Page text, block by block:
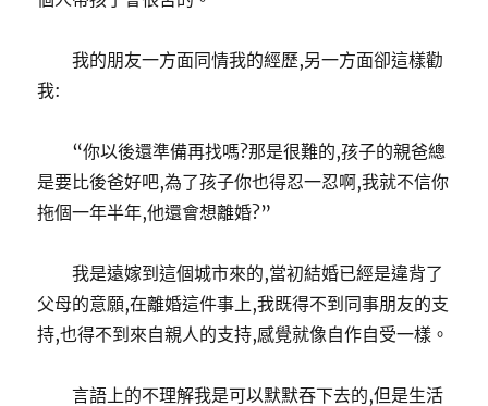
我的朋友一方面同情我的經歷,另一方面卻這樣勸
我:
“你以後還準備再找嗎?那是很難的,孩子的親爸總
是要比後爸好吧,為了孩子你也得忍一忍啊,我就不信你
拖個一年半年,他還會想離婚?”
我是遠嫁到這個城市來的,當初結婚已經是違背了
父母的意願,在離婚這件事上,我既得不到同事朋友的支
持,也得不到來自親人的支持,感覺就像自作自受一樣。
言語上的不理解我是可以默默吞下去的,但是生活